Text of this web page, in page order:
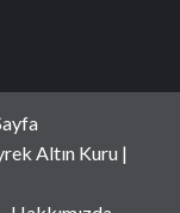
Altın Kuru |